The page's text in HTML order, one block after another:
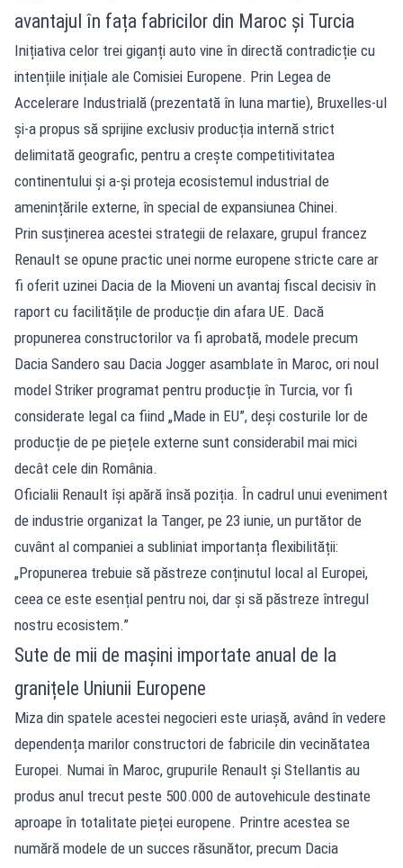
avantajul în fața fabricilor din Maroc și Turcia
Inițiativa celor trei giganți auto vine în directă contradicție cu
intențiile inițiale ale Comisiei Europene. Prin Legea de
Accelerare Industrială (prezentată în luna martie), Bruxelles-ul
și-a propus să sprijine exclusiv producția internă strict
delimitată geografic, pentru a crește competitivitatea
continentului și a-și proteja ecosistemul industrial de
amenințările externe, în special de expansiunea Chinei.
Prin susținerea acestei strategii de relaxare, grupul francez
Renault se opune practic unei norme europene stricte care ar
fi oferit uzinei Dacia de la Mioveni un avantaj fiscal decisiv în
raport cu facilitățile de producție din afara UE. Dacă
propunerea constructorilor va fi aprobată, modele precum
Dacia Sandero sau Dacia Jogger asamblate în Maroc, ori noul
model Striker programat pentru producție în Turcia, vor fi
considerate legal ca fiind „Made in EU”, deși costurile lor de
producție de pe piețele externe sunt considerabil mai mici
decât cele din România.
Oficialii Renault își apără însă poziția. În cadrul unui eveniment
de industrie organizat la Tanger, pe 23 iunie, un purtător de
cuvânt al companiei a subliniat importanța flexibilității:
„Propunerea trebuie să păstreze conținutul local al Europei,
ceea ce este esențial pentru noi, dar și să păstreze întregul
nostru ecosistem.”
Sute de mii de mașini importate anual de la
granițele Uniunii Europene
Miza din spatele acestei negocieri este uriașă, având în vedere
dependența marilor constructori de fabricile din vecinătatea
Europei. Numai în Maroc, grupurile Renault și Stellantis au
produs anul trecut peste 500.000 de autovehicule destinate
aproape în totalitate pieței europene. Printre acestea se
numără modele de un succes răsunător, precum Dacia